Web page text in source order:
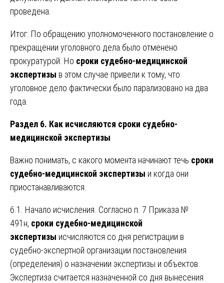
проведена.
Итог: По обращению уполномоченного постановление о
прекращении уголовного дела было отменено
прокуратурой. Но сроки судебно-медицинской
экспертизы в этом случае привели к тому, что
уголовное дело фактически было парализовано на два
года.
Раздел 6. Как исчисляются сроки судебно-
медицинской экспертизы
Важно понимать, с какого момента начинают течь сроки
судебно-медицинской экспертизы и когда они
приостанавливаются.
6.1. Начало исчисления. Согласно п. 7 Приказа №
491н, сроки судебно-медицинской
экспертизы исчисляются со дня регистрации в
судебно-экспертной организации постановления
(определения) о назначении экспертизы и объектов.
Экспертиза считается назначенной со дня вынесения